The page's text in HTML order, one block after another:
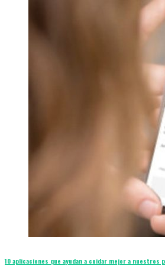
10 aplicaciones que ayudan a cuidar mejor a nuestros